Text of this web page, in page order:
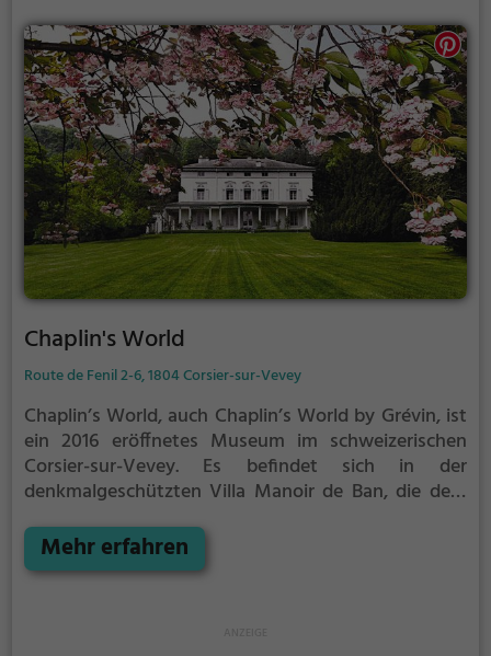
usw.) Das Schweizer Spielmuseum ist die älteste und
einzige Institution dieser Art in Europa. Die
Sammlung umfasst mehr als 10.000 Spiele aus aller
Welt und reicht von der Antike bis in die Gegenwart.
Chaplin's World
Route de Fenil 2-6, 1804 Corsier-sur-Vevey
Chaplin’s World, auch Chaplin’s World by Grévin, ist
ein 2016 eröffnetes Museum im schweizerischen
Corsier-sur-Vevey. Es befindet sich in der
denkmalgeschützten Villa Manoir de Ban, die dem
Komponisten Charlie Chaplin von 1953 bis zu seinem
Tod 1977 als Wohnsitz diente.
Mehr erfahren